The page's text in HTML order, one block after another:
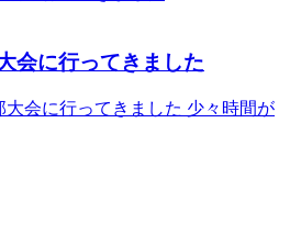
会に行ってきました
大会に行ってきました 少々時間が